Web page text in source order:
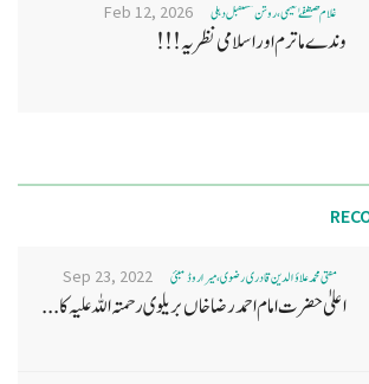
غلام مصطفےٰ نعیمی، روشن مستقبل دہلی Feb 12, 2026
وندے ماترم اور اسلامی نظریہ!!!
مفتی محمد علاؤ الدین قادری رضوی ، میرا روڈ ممبئی Sep 23, 2022
اعلیٰ حضرت امام احمد رضا خاں بر یلو ی رحمتہ اللہ علیہ کا...